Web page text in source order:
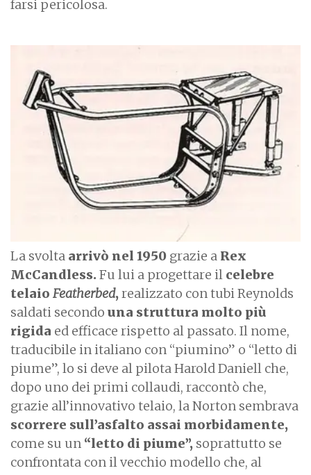
farsi pericolosa.
La svolta arrivò nel 1950 grazie a Rex
McCandless. Fu lui a progettare il celebre
telaio Featherbed,realizzato con tubi Reynolds
saldati secondo una struttura molto più
rigida ed efficace rispetto al passato. Il nome,
traducibile in italiano con “piumino” o “letto di
piume”, lo si deve al pilota Harold Daniell che,
dopo uno dei primi collaudi, raccontò che,
grazie all’innovativo telaio, la Norton sembrava
scorrere sull’asfalto assai morbidamente,
come su un “letto di piume”, soprattutto se
confrontata con il vecchio modello che, al